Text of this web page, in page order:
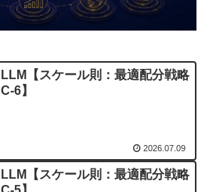
LLM【スケール則：最適配分戦略
C-6】
2026.07.09
LLM【スケール則：最適配分戦略